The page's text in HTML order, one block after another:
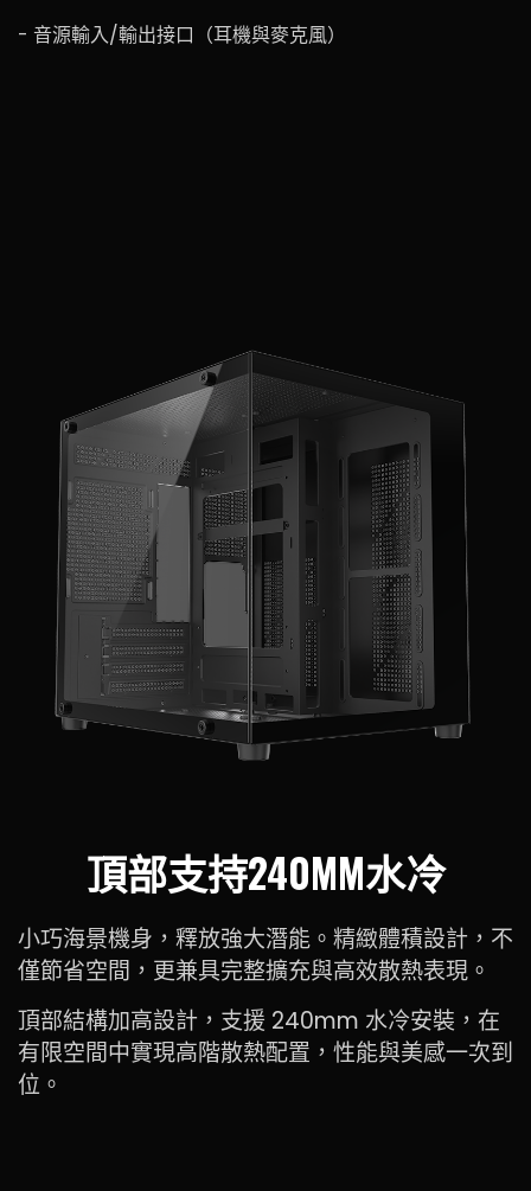
- 音源輸入/輸出接口（耳機與麥克風）
頂部支持240MM水冷
小巧海景機身，釋放強大潛能。精緻體積設計，不
僅節省空間，更兼具完整擴充與高效散熱表現。
頂部結構加高設計，支援 240mm 水冷安裝，在
有限空間中實現高階散熱配置，性能與美感一次到
位。